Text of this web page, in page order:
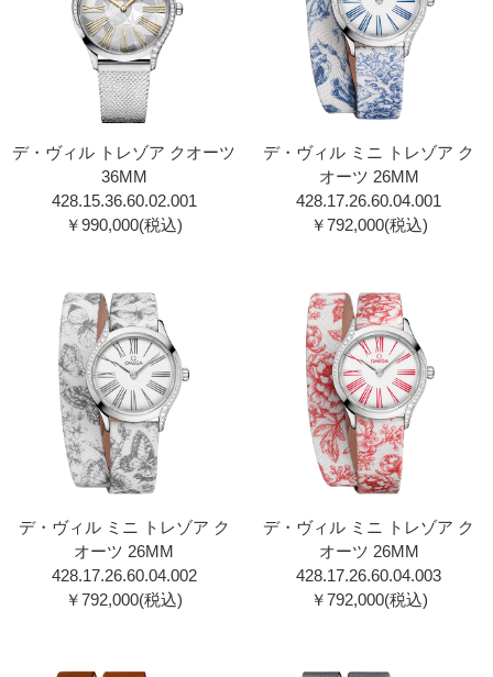
デ・ヴィル トレゾア クオーツ
36MM
428.15.36.60.02.00 1
￥990,000(税込)
デ・ヴィル ミニ トレゾア ク
オーツ 26MM
428.17.26.60.04.001
￥792,000(税込)
デ・ヴィル ミニ トレゾア ク
オーツ 26MM
428.17.26.60.04.002
￥792,000(税込)
デ・ヴィル ミニ トレゾア ク
オーツ 26MM
428.17.26.60.04.003
￥792,000(税込)